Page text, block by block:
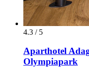
4.3 / 5
Aparthotel
Olympiapark